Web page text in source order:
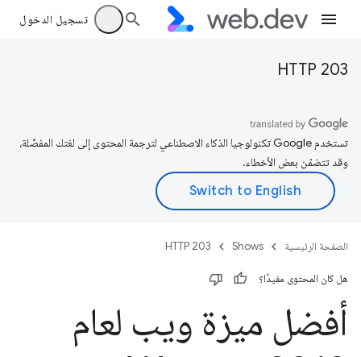
تسجيل الدخول
HTTP 203
تستخدم Google تكنولوجيا الذكاء الاصطناعي لترجمة المحتوى إلى لغتك المفضّلة،
وقد تتضمّن بعض الأخطاء.
الصفحة الرئيسية Shows
HTTP 203
هل كان المحتوى مفيدًا؟
أفضل ميزة ويب لعام